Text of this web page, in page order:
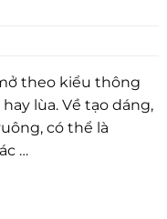
theo kiểu thông
lùa. Về tạo dáng,
có thể là
…